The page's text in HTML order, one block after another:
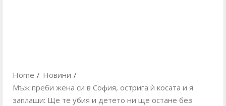
Home
Новини
Мъж преби жена си в София, острига ѝ косата и я
заплаши: Ще те убия и детето ни ще остане без